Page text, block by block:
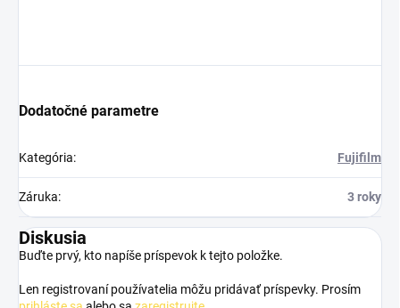
Dodatočné parametre
Kategória: Fujifilm
Záruka: 3 roky
Diskusia
Buďte prvý, kto napíše príspevok k tejto položke.
Len registrovaní používatelia môžu pridávať príspevky. Prosím